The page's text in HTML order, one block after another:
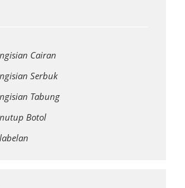
Cairan
Serbuk
Tabung
Botol